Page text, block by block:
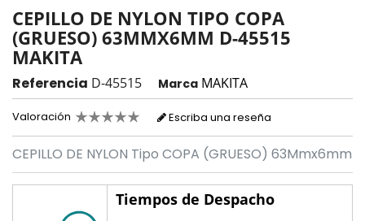
CEPILLO DE NYLON TIPO COPA
(GRUESO) 63MMX6MM D-45515
MAKITA
Referencia D-45515 Marca MAKITA
Valoración Escriba una reseña
CEPILLO DE NYLON Tipo COPA (GRUESO) 63Mmx6mm
Tiempos de Despacho